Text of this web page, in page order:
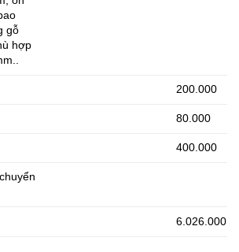
gỗ
hợp
200.000
80.000
400.000
6.026.000